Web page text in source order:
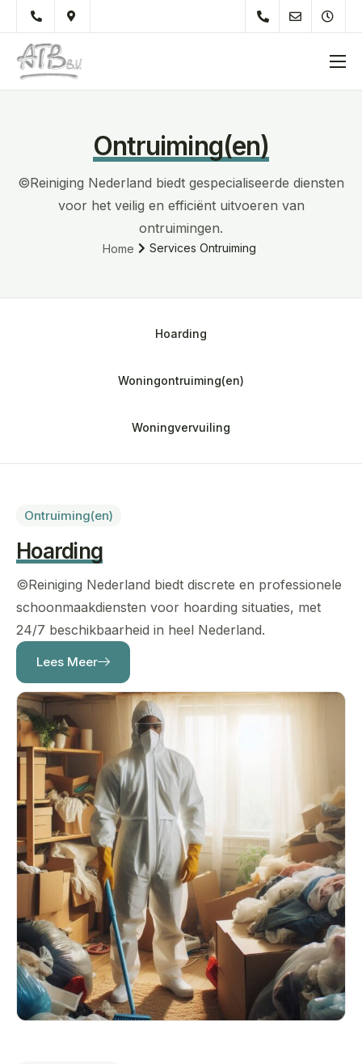
Over Ons
Werkzaamheden
Particulieren
Onderhoudsvoorschrift
Ontruiming(en)
©Reiniging Nederland biedt gespecialiseerde diensten
voor het veilig en efficiënt uitvoeren van
ontruimingen.
Home Services Ontruiming
Hoarding
Woningontruiming(en)
Woningvervuiling
Ontruiming(en)
Hoarding
©Reiniging Nederland biedt discrete en professionele
schoonmaakdiensten voor hoarding situaties, met
24/7 beschikbaarheid in heel Nederland.
Lees Meer